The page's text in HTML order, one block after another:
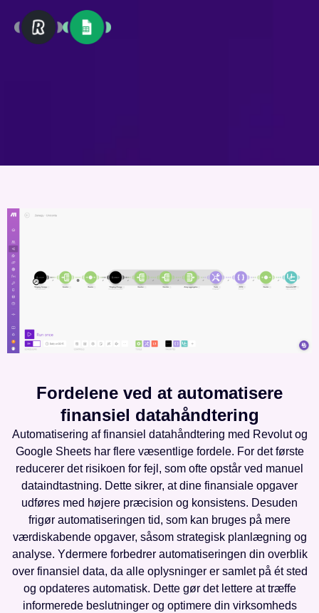
Fordelene ved at automatisere
finansiel datahåndtering
Automatisering af finansiel datahåndtering med Revolut og
Google Sheets har flere væsentlige fordele. For det første
reducerer det risikoen for fejl, som ofte opstår ved manuel
dataindtastning. Dette sikrer, at dine finansiale opgaver
udføres med højere præcision og konsistens. Desuden
frigør automatiseringen tid, som kan bruges på mere
værdiskabende opgaver, såsom strategisk planlægning og
analyse. Ydermere forbedrer automatiseringen din overblik
over finansiel data, da alle oplysninger er samlet på ét sted
og opdateres automatisk. Dette gør det lettere at træffe
informerede beslutninger og optimere din virksomheds